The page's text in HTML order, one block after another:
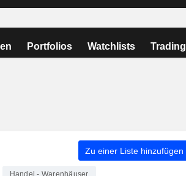
Portfolios Watchlists Trading
Zu einer Liste hinzufügen
Handel - Warenhäuser